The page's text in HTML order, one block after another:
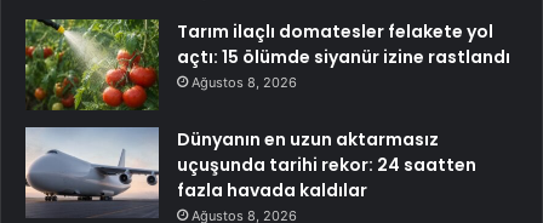
Tarım ilaçlı domatesler felakete yol
açtı: 15 ölümde siyanür izine rastlandı
Ağustos 8, 2026
Dünyanın en uzun aktarmasız
uçuşunda tarihi rekor: 24 saatten
fazla havada kaldılar
Ağustos 8, 2026